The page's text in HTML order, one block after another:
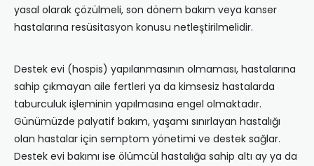
yasal olarak çözülmeli, son dönem bakım veya kanser
hastalarına resüsitasyon konusu netleştirilmelidir.
Destek evi (hospis) yapılanmasının olmaması, hastalarına
sahip çıkmayan aile fertleri ya da kimsesiz hastalarda
taburculuk işleminin yapılmasına engel olmaktadır.
Günümüzde palyatif bakım, yaşamı sınırlayan hastalığı
olan hastalar için semptom yönetimi ve destek sağlar.
Destek evi bakımı ise ölümcül hastalığa sahip altı ay ya da